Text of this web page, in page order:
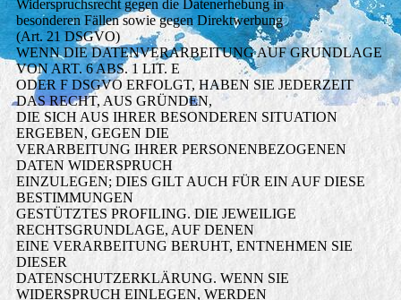
Widerspruchsrecht gegen die Datenerhebung in
besonderen Fällen sowie gegen Direktwerbung
(Art. 21 DSGVO)
WENN DIE DATENVERARBEITUNG AUF GRUNDLAGE
VON ART. 6 ABS. 1 LIT. E
ODER F DSGVO ERFOLGT, HABEN SIE JEDERZEIT
DAS RECHT, AUS GRÜNDEN,
DIE SICH AUS IHRER BESONDEREN SITUATION
ERGEBEN, GEGEN DIE
VERARBEITUNG IHRER PERSONENBEZOGENEN
DATEN WIDERSPRUCH
EINZULEGEN; DIES GILT AUCH FÜR EIN AUF DIESE
BESTIMMUNGEN
GESTÜTZTES PROFILING. DIE JEWEILIGE
RECHTSGRUNDLAGE, AUF DENEN
EINE VERARBEITUNG BERUHT, ENTNEHMEN SIE
DIESER
DATENSCHUTZERKLÄRUNG. WENN SIE
WIDERSPRUCH EINLEGEN, WERDEN